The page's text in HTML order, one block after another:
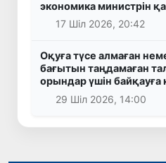
экономика министрін
17 Шіл 2026, 20:42
Оқуға түсе алмаған
бағытын таңдамаған
орындар үшін байқауға
29 Шіл 2026, 14:00